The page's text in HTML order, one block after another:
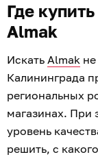
Где
Almak
Искать Almak
Калининграда
региональных
магазинах. При
уровень
решить, с